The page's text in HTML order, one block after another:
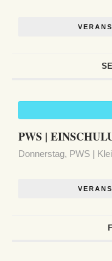
PWS |
Donnerstag, PWS |